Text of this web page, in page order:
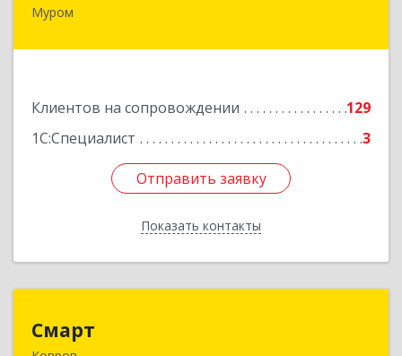
Муром
Клиентов на сопровождении
129
1С:Специалист
3
Отправить заявку
Показать контакты
Отправить заявку
Назад
Смарт